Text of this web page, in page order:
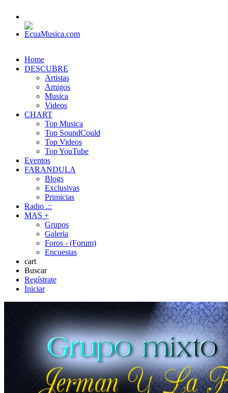
Home
DESCUBRE
Artistas
Amigos
Musica
Videos
CHART
Top Musica
Top SoundCould
Top Videos
Top YouTube
Eventos
FARANDULA
Blogs
Exclusivas
Primicias
Radio .::
MAS +
Grupos
Galeria
Foros - (Forum)
Encuestas
cart
Buscar
Regístrate
Iniciar